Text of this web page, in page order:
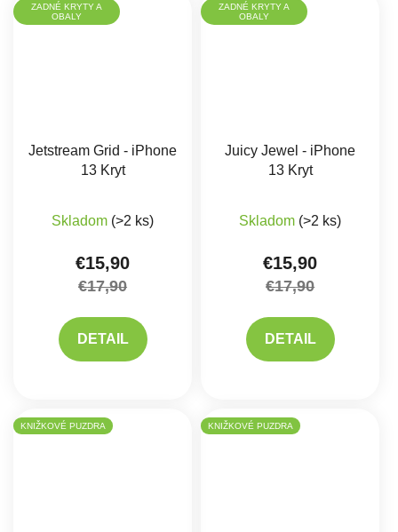
ZADNÉ KRYTY A
OBALY
Jetstream Grid - iPhone
13 Kryt
Skladom (>2 ks)
€15,90
€17,90
DETAIL
ZADNÉ KRYTY A
OBALY
Juicy Jewel - iPhone
13 Kryt
Skladom (>2 ks)
€15,90
€17,90
DETAIL
KNIŽKOVÉ PUZDRA KNIŽKOVÉ PUZDRA